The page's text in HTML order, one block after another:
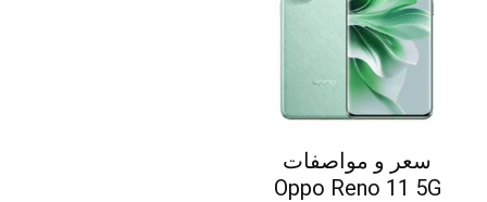
سعر و مواصفات
Oppo Reno 11 5G